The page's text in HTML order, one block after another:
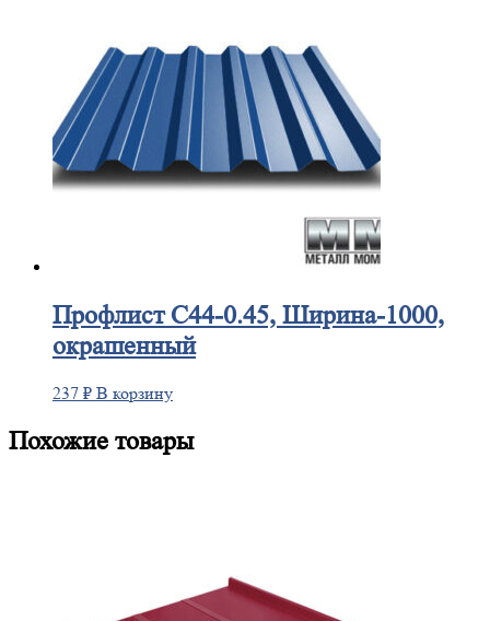
ПрофлистС44-0.45, Ширина-1000,
окрашенный
237 ₽ В корзину
Похожие товары